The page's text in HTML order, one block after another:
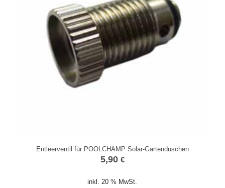
Entleerventil für POOLCHAMP Solar-Gartenduschen
5,90 €
inkl. 20 % MwSt.